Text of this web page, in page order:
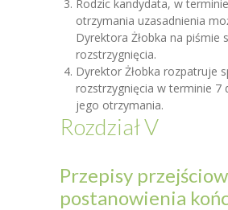
Rodzic kandydata, w
otrzymania uzasadnienia
Dyrektora Żłobka na piśmie
rozstrzygnięcia.
Dyrektor Żłobka rozpatruje
rozstrzygnięcia w terminie 7
jego otrzymania.
Rozdział V
Przepisy
postanowienia